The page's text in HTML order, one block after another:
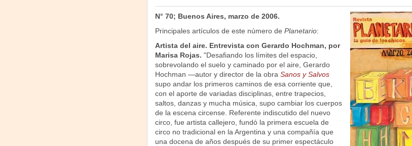
N° 70; Buenos Aires, marzo de 2006.
Principales artículos de este número de Planetario:
Artista del aire. Entrevista con Gerardo Hochman, por
Marisa Rojas. "Desafiando los límites del espacio,
sobrevolando el suelo y caminado por el aire, Gerardo
Hochman —autor y director de la obra Sanos y Salvos
supo andar los primeros caminos de esa corriente que,
con el aporte de variadas disciplinas, entre trapecios,
saltos, danzas y mucha música, supo cambiar los cuerpos
de la escena circense. Referente indiscutido del nuevo
circo, fue artista callejero, fundó la primera escuela de
circo no tradicional en la Argentina y una compañía que
una docena de años después de su primer espectáculo